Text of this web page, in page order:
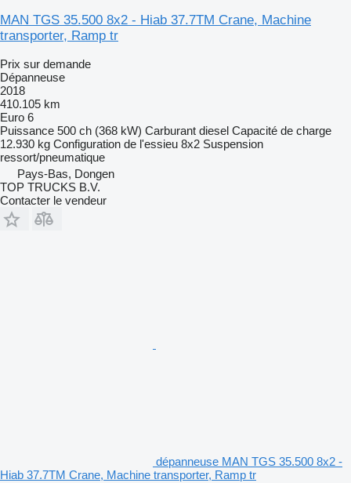
MAN TGS 35.500 8x2 - Hiab 37.7TM Crane, Machine
transporter, Ramp tr
Prix sur demande
Dépanneuse
2018
410.105 km
Euro 6
Puissance 500 ch (368 kW) Carburant diesel Capacité de charge
12.930 kg Configuration de l'essieu 8x2 Suspension
ressort/pneumatique
Pays-Bas, Dongen
TOP TRUCKS B.V.
Contacter le vendeur
dépanneuse MAN TGS 35.500 8x2 -
Hiab 37.7TM Crane, Machine transporter, Ramp tr